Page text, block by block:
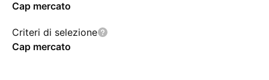
Cap mercato
Criteri di selezione
Cap mercato